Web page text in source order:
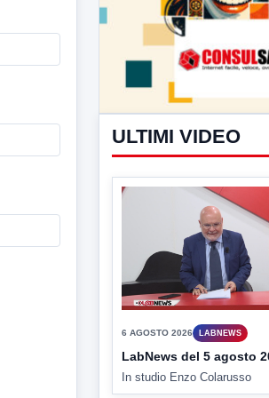
ULTIMI VIDEO
6 AGOSTO 2026 LABNEWS
LabNews del 5 agosto
In studio Enzo Colarusso